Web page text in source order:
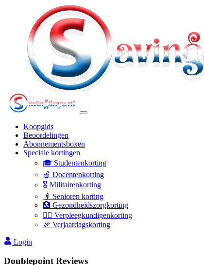
Koopgids
Beoordelingen
Abonnementsboxen
Speciale kortingen
🎓 Studentenkorting
🍎 Docentenkorting
🎖️ Militairenkorting
👴 Senioren korting
🏥 Gezondheidszorgkorting
👩‍⚕️ Verpleegkundigenkorting
🎉 Verjaardagskorting
Login
Doublepoint Reviews